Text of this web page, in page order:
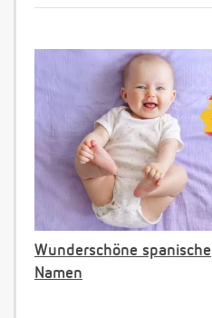
Wunderschöne spanische
Namen